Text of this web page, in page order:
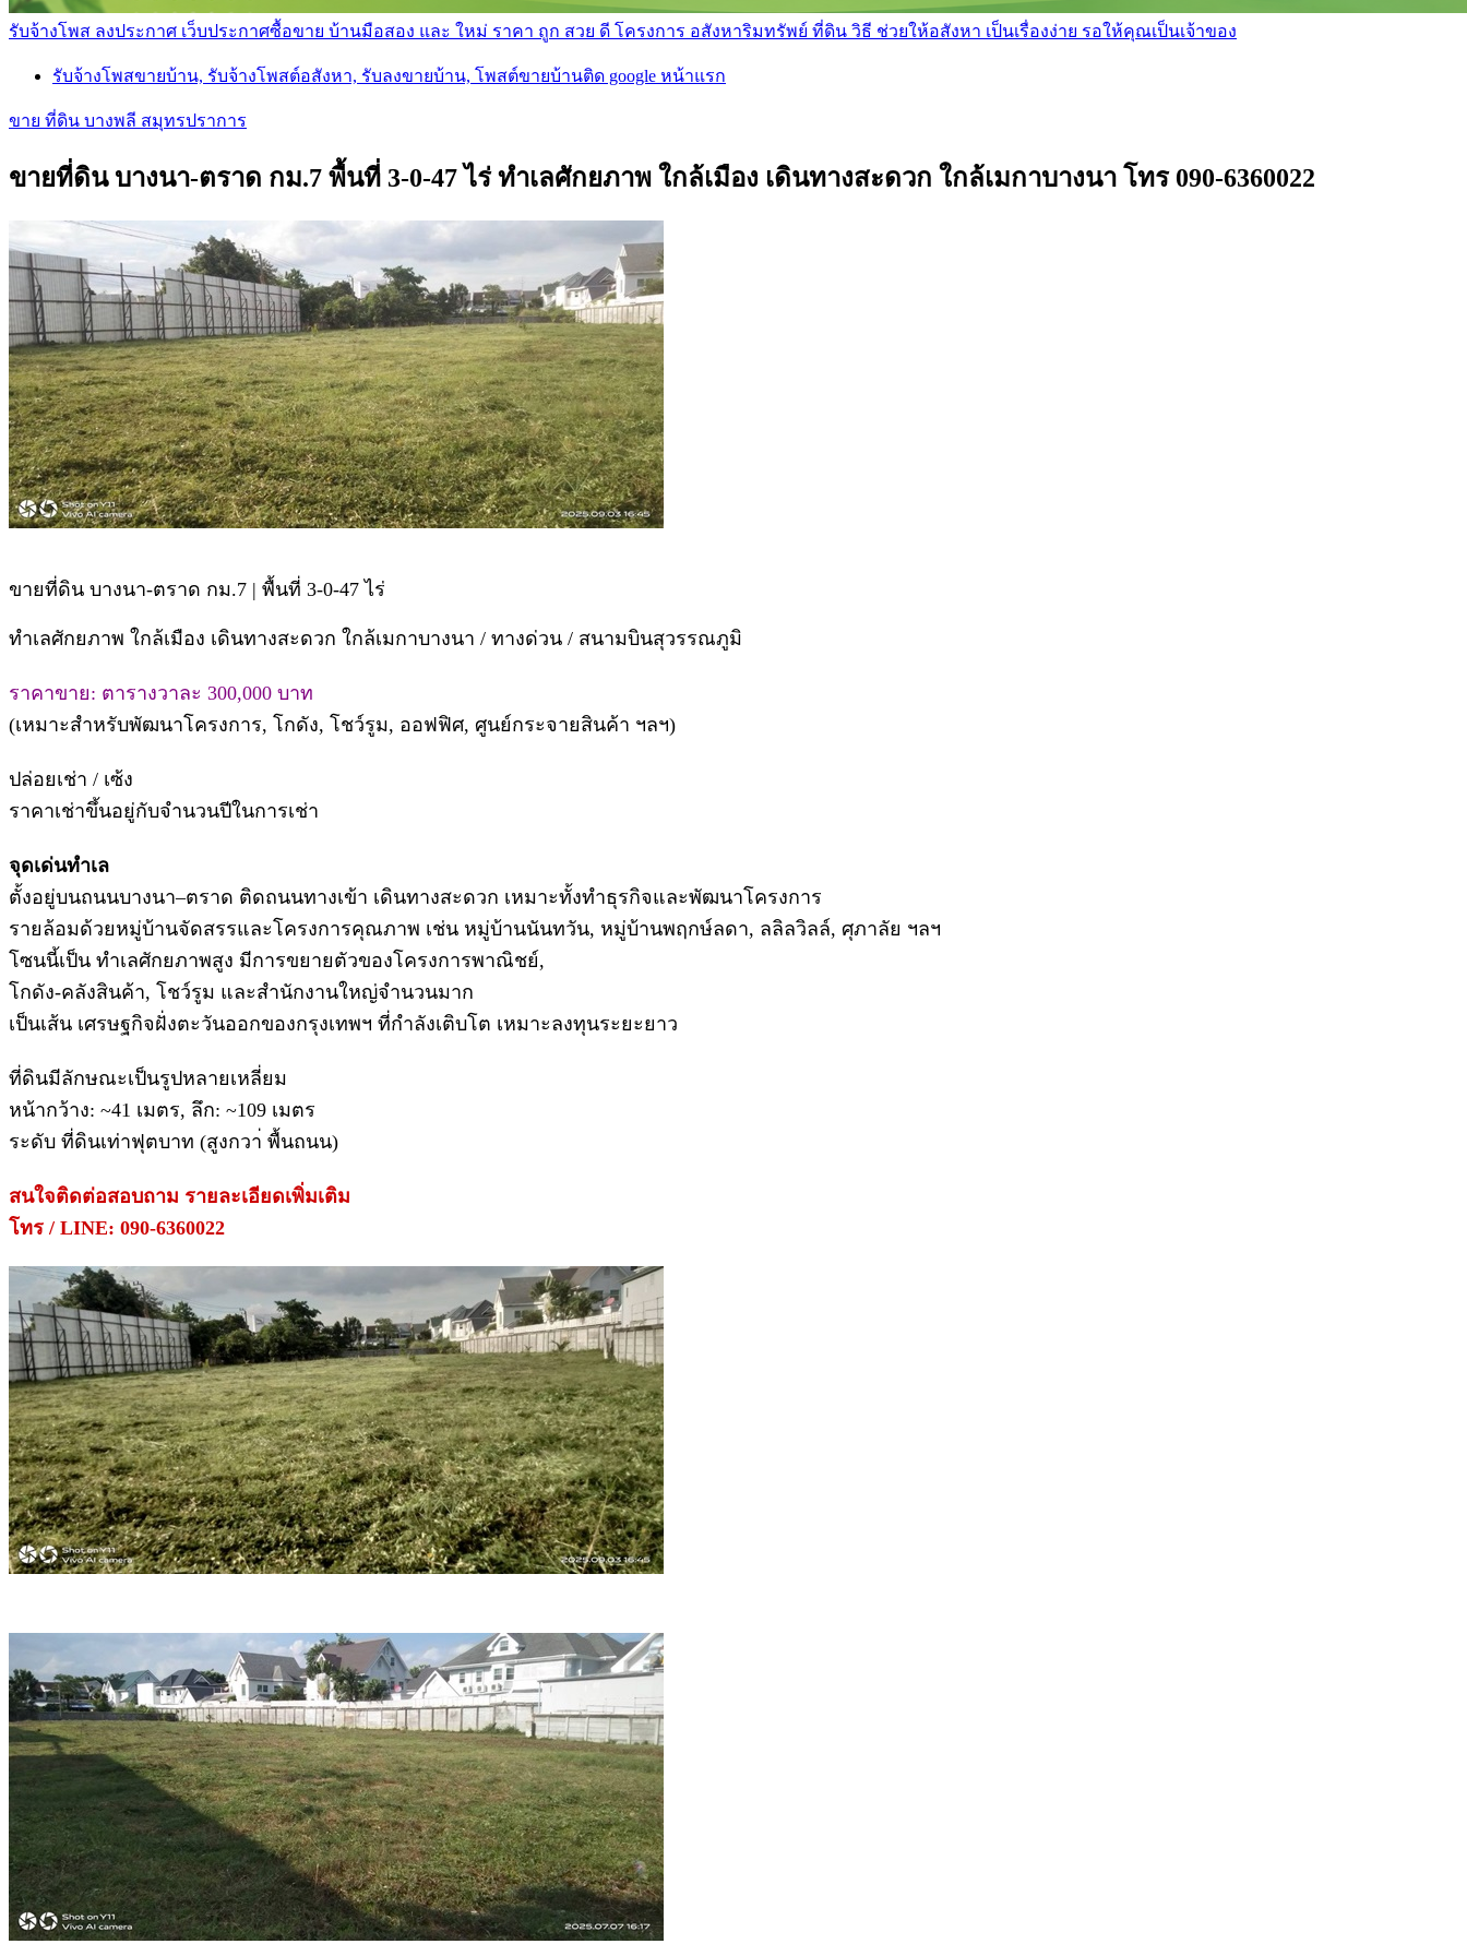
รับจ้างโพส ลงประกาศ เว็บประกาศซื้อขาย บ้านมือสอง และ ใหม่ ราคา ถูก สวย ดี โครงการ อสังหาริมทรัพย์ ที่ดิน วิธี ช่วยให้อสังหา เป็นเรื่องง่าย รอให้คุณเป็นเจ้าของ
รับจ้างโพสขายบ้าน, รับจ้างโพสต์อสังหา, รับลงขายบ้าน, โพสต์ขายบ้านติด google หน้าแรก
ขาย ที่ดิน บางพลี สมุทรปราการ
ขายที่ดิน บางนา-ตราด กม.7 พื้นที่ 3-0-47 ไร่ ทำเลศักยภาพ ใกล้เมือง เดินทางสะดวก ใกล้เมกาบางนา โทร 090-6360022
ขายที่ดิน บางนา-ตราด กม.7 | พื้นที่ 3-0-47 ไร่
ทำเลศักยภาพ ใกล้เมือง เดินทางสะดวก ใกล้เมกาบางนา / ทางด่วน / สนามบินสุวรรณภูมิ
ราคาขาย: ตารางวาละ 300,000 บาท
(เหมาะสำหรับพัฒนาโครงการ, โกดัง, โชว์รูม, ออฟฟิศ, ศูนย์กระจายสินค้า ฯลฯ)
ปล่อยเช่า / เซ้ง
ราคาเช่าขึ้นอยู่กับจำนวนปีในการเช่า
จุดเด่นทำเล
ตั้งอยู่บนถนนบางนา–ตราด ติดถนนทางเข้า เดินทางสะดวก เหมาะทั้งทำธุรกิจและพัฒนาโครงการ
รายล้อมด้วยหมู่บ้านจัดสรรและโครงการคุณภาพ เช่น หมู่บ้านนันทวัน, หมู่บ้านพฤกษ์ลดา, ลลิลวิลล์, ศุภาลัย ฯลฯ
โซนนี้เป็น ทำเลศักยภาพสูง มีการขยายตัวของโครงการพาณิชย์,
โกดัง-คลังสินค้า, โชว์รูม และสำนักงานใหญ่จำนวนมาก
เป็นเส้น เศรษฐกิจฝั่งตะวันออกของกรุงเทพฯ ที่กำลังเติบโต เหมาะลงทุนระยะยาว
ที่ดินมีลักษณะเป็นรูปหลายเหลี่ยม
หน้ากว้าง: ~41 เมตร, ลึก: ~109 เมตร
ระดับ ที่ดินเท่าฟุตบาท (สูงกวา่ พื้นถนน)
สนใจติดต่อสอบถาม รายละเอียดเพิ่มเติม
โทร / LINE: 090-6360022